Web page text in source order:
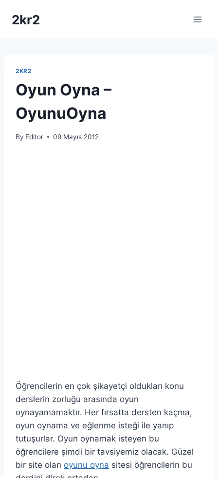
2kr2
2KR2
Oyun Oyna –
OyunuOyna
By Editor 09 Mayıs 2012
Öğrencilerin en çok şikayetçi oldukları konu
derslerin zorluğu arasında oyun
oynayamamaktır. Her fırsatta dersten kaçma,
oyun oynama ve eğlenme isteği ile yanıp
tutuşurlar. Oyun oynamak isteyen bu
öğrencilere şimdi bir tavsiyemiz olacak. Güzel
bir site olan oyunu oyna sitesi öğrencilerin bu